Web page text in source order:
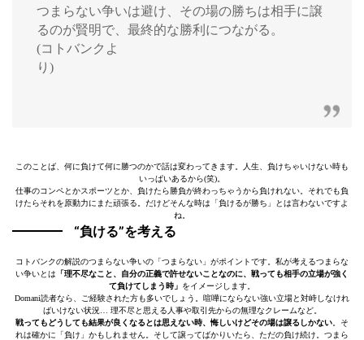
つまらない争いは避け、その場の勝ちは相手に譲
るのが賢明で、最終的な勝利につながる。
(コトバンクよ
り)
このことば、何に負けて何に勝つのかで話は変わってきます。人生、負けちゃいけない時も
いっぱいあるから(笑)。
仕事のコンペとかスポーツとか、負けたら勝負が終わっちゃうから負けれない。それでも負
けたらそれを原動力にまた頑張る。だけどそんな時は「負けるが勝ち」とは言わないですよ
ね。
“負ける”を考える
コトバンクの解説のつまらない争いの「つまらない」がポイントです。私が考えるつまらな
い争いとは 「理不尽なこと、自分の正義で許せないことなのに、戦っても相手の立場が強く
て負けてしまう時」 をイメージします。
Domani読者なら、ご経験された方も多いでしょう。喧嘩にならない強い立場と対峙しなけれ
ばいけない状況… 理不尽と思える人事や取引先からの無理なクレームなど。
戦ってもどうしても結果が良くなるとは思えない時、悔しいけどその場は譲るしかない 。そ
れは確かに「負け」かもしれません。そして譲ってばかりいたら、ただの負け続け。つまら